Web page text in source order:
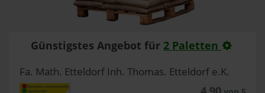
Günstigstes Angebot für 2 Paletten
Fa. Math. Etteldorf Inh. Thomas. Etteldorf e.K.